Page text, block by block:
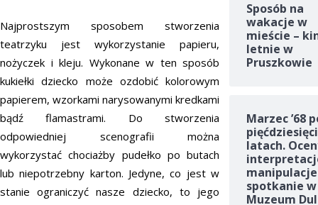
Najprostszym sposobem stworzenia
teatrzyku jest wykorzystanie papieru,
nożyczek i kleju. Wykonane w ten sposób
kukiełki dziecko może ozdobić kolorowym
papierem, wzorkami narysowanymi kredkami
bądź flamastrami. Do stworzenia
odpowiedniej scenografii można
wykorzystać chociażby pudełko po butach
lub niepotrzebny karton. Jedyne, co jest w
stanie ograniczyć nasze dziecko, to jego
Sposób na
wakacje w
mieście –
letnie w
Pruszkowie
Marzec ’68
latach.
spotkanie w
Muzeum